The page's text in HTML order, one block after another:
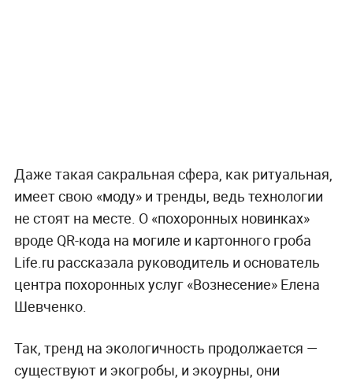
Даже такая сакральная сфера, как ритуальная,
имеет свою «моду» и тренды, ведь технологии
не стоят на месте. О «похоронных новинках»
вроде QR-кода на могиле и картонного гроба
Life.ru рассказала руководитель и основатель
центра похоронных услуг «Вознесение» Елена
Шевченко.
Так, тренд на экологичность продолжается —
существуют и экогробы, и экоурны, они